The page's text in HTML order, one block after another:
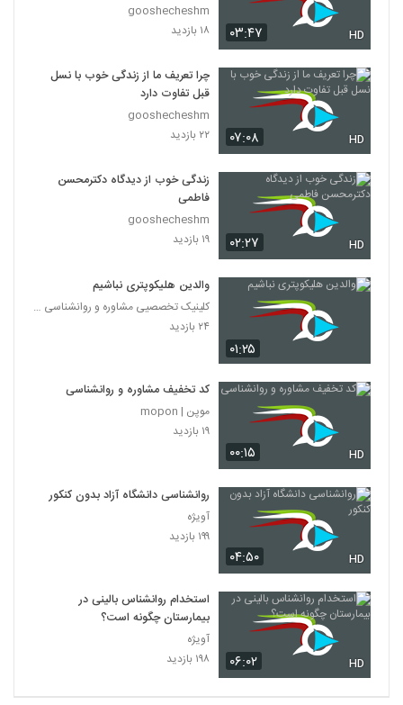
۰۳:۴۷ HD
gooshecheshm
۱۸ بازدید
۰۷:۰۸ HD
چرا تعریف ما از زندگی خوب با نسل
قبل تفاوت دارد
gooshecheshm
۲۲ بازدید
۰۲:۲۷ HD
زندگی خوب از دیدگاه دکترمحسن
فاطمی
gooshecheshm
۱۹ بازدید
۰۱:۲۵
والدین هلیکوپتری نباشیم
کلینیک تخصصیی مشاوره و روانشناسی خانواده ایرانی
۲۴ بازدید
۰۰:۱۵ HD
کد تخفیف مشاوره و روانشناسی
موپن | mopon
۱۹ بازدید
۰۴:۵۰ HD
روانشناسی دانشگاه آزاد بدون کنکور
آویژه
۱۹۹ بازدید
۰۶:۰۲ HD
استخدام روانشناس بالینی در
بیمارستان چگونه است؟
آویژه
۱۹۸ بازدید